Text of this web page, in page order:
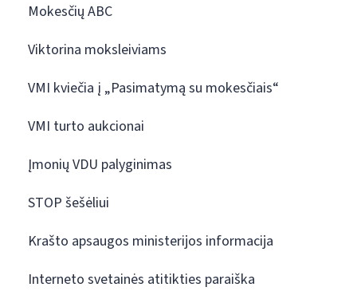
Mokesčių ABC
Viktorina moksleiviams
VMI kviečia į „Pasimatymą su mokesčiais“
VMI turto aukcionai
Įmonių VDU palyginimas
STOP šešėliui
Krašto apsaugos ministerijos informacija
Interneto svetainės atitikties paraiška